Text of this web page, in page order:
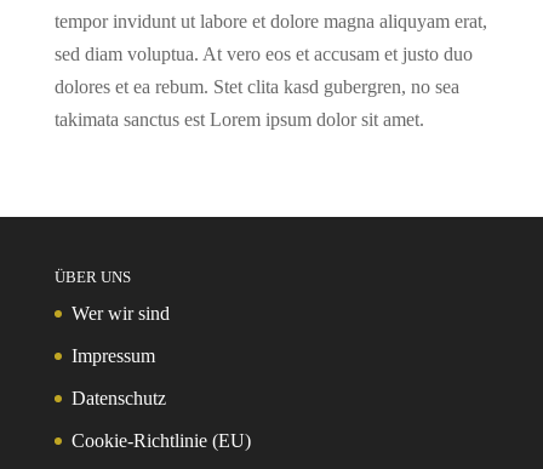
tempor invidunt ut labore et dolore magna aliquyam erat,
sed diam voluptua. At vero eos et accusam et justo duo
dolores et ea rebum. Stet clita kasd gubergren, no sea
takimata sanctus est Lorem ipsum dolor sit amet.
ÜBER UNS
Wer wir sind
Impressum
Datenschutz
Cookie-Richtlinie (EU)